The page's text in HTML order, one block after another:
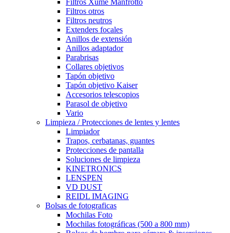
Filtros Xume Manfrotto
Filtros otros
Filtros neutros
Extenders focales
Anillos de extensión
Anillos adaptador
Parabrisas
Collares objetivos
Tapón objetivo
Tapón objetivo Kaiser
Accesorios telescopios
Parasol de objetivo
Vario
Limpieza / Protecciones de lentes y lentes
Limpiador
Trapos, cerbatanas, guantes
Protecciones de pantalla
Soluciones de limpieza
KINETRONICS
LENSPEN
VD DUST
REIDL IMAGING
Bolsas de fotograficas
Mochilas Foto
Mochilas fotográficas (500 a 800 mm)